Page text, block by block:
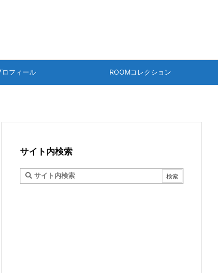
ロフィール ROOMコレクション
サイト内検索